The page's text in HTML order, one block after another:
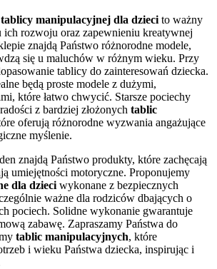
tablicy manipulacyjnej dla dzieci to ważny
rozwoju oraz zapewnieniu kreatywnej
znajdą Państwo różnorodne modele,
się u maluchów w różnym wieku. Przy
tablicy do zainteresowań dziecka.
będą proste modele z dużymi,
które łatwo chwycić. Starsze pociechy
z bardziej złożonych tablic
oferują różnorodne wyzwania angażujące
myślenie.
znajdą Państwo produkty, które zachęcają
umiejętności motoryczne. Proponujemy
dla dzieci wykonane z bezpiecznych
ważne dla rodziców dbających o
pociech. Solidne wykonanie gwarantuje
zabawę. Zapraszamy Państwa do
tablic manipulacyjnych, które
i wieku Państwa dziecka, inspirując i